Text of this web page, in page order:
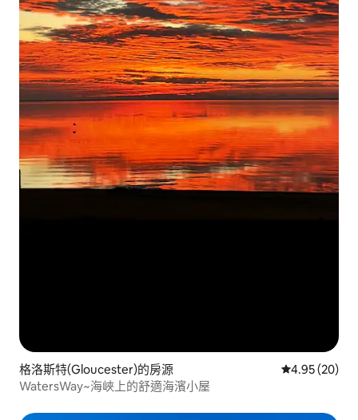
格洛斯特(Gloucester)的房源 從 20 則評價
4.95 (20)
WatersWay~海峽上的舒適海濱小屋